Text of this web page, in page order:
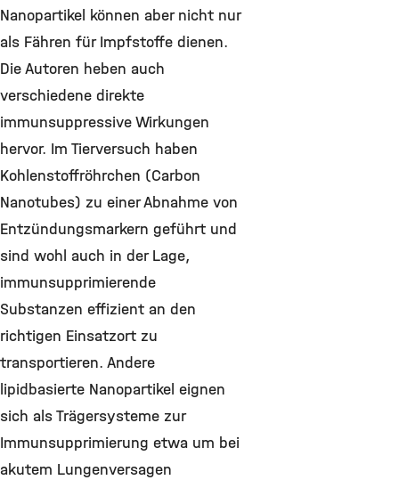
Nanopartikel können aber nicht nur
als Fähren für Impfstoffe dienen.
Die Autoren heben auch
verschiedene direkte
immunsuppressive Wirkungen
hervor. Im Tierversuch haben
Kohlenstoffröhrchen (Carbon
Nanotubes) zu einer Abnahme von
Entzündungsmarkern geführt und
sind wohl auch in der Lage,
immunsupprimierende
Substanzen effizient an den
richtigen Einsatzort zu
transportieren. Andere
lipidbasierte Nanopartikel eignen
sich als Trägersysteme zur
Immunsupprimierung etwa um bei
akutem Lungenversagen